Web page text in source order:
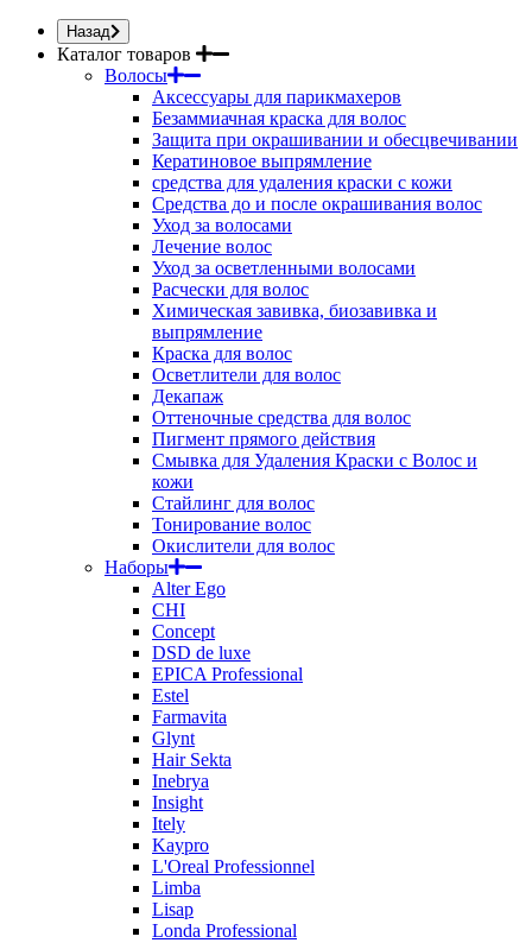
Назад
Каталог товаров
Волосы
Аксессуары для парикмахеров
Безаммиачная краска для волос
Защита при окрашивании и обесцвечивании
Кератиновое выпрямление
средства для удаления краски с кожи
Средства до и после окрашивания волос
Уход за волосами
Лечение волос
Уход за осветленными волосами
Расчески для волос
Химическая завивка, биозавивка и
выпрямление
Краска для волос
Осветлители для волос
Декапаж
Оттеночные средства для волос
Пигмент прямого действия
Смывка для Удаления Краски с Волос и
кожи
Стайлинг для волос
Тонирование волос
Окислители для волос
Наборы
Alter Ego
CHI
Concept
DSD de luxe
EPICA Professional
Estel
Farmavita
Glynt
Hair Sekta
Inebrya
Insight
Itely
Kaypro
L'Oreal Professionnel
Limba
Lisap
Londa Professional